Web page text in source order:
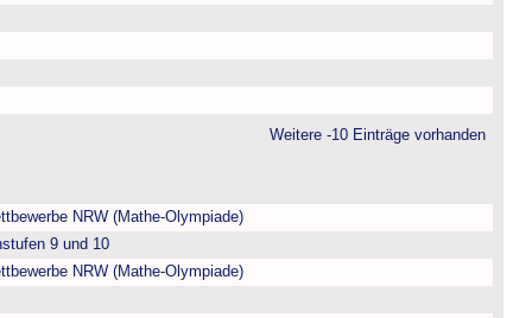
Weitere -10 Einträge vorhanden
NRW (Mathe-Olympiade)
9 und 10
NRW (Mathe-Olympiade)